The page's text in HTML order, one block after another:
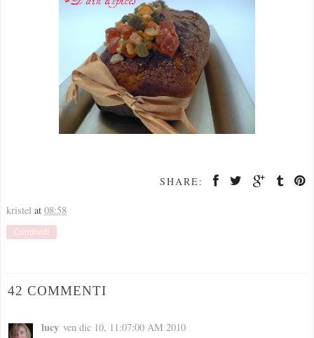
SHARE:
kristel at 08:58
Condividi
42 COMMENTI
lucy ven dic 10, 11:07:00 AM 2010